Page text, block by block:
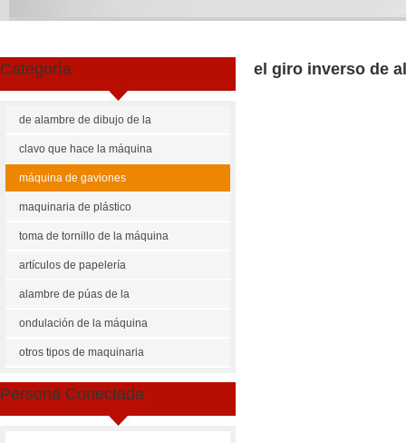
Categoría
de alambre de dibujo de la
máquina
clavo que hace la máquina
máquina de gaviones
maquinaria de plástico
toma de tornillo de la máquina
artículos de papelería
maquinaria
alambre de púas de la
máquina
ondulación de la máquina
otros tipos de maquinaria
Persona Conectada
el giro inverso de